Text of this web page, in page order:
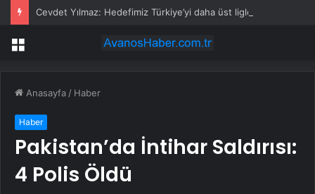
Menü
Anasayfa / Haber
Haber
Pakistan’da İntihar Saldırısı:
4 Polis Öldü